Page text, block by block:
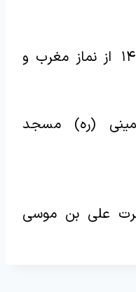
زمان: دو شنبه 15بهمن ۱۴۰۳ از نماز مغرب و
خمینی (ره) مسجد
علی بن موسی